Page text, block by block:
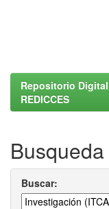
Repositorio
REDICCES
Busqueda
Buscar: